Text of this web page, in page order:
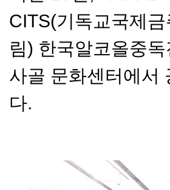
CITS(기독교국제
림) 한국알코올중
사골 문화센터에서
다.